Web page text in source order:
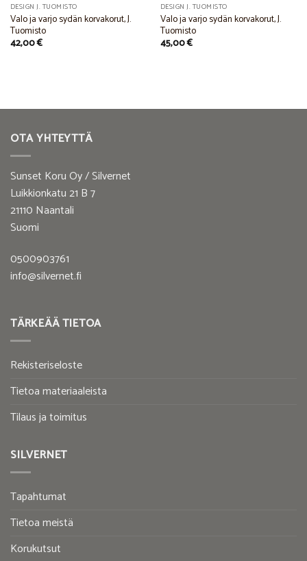
DESIGN J. TUOMISTO
Valo ja varjo sydän korvakorut, J.
Tuomisto
42,00€
DESIGN J. TUOMISTO
Valo ja varjo sydän korvakorut, J.
Tuomisto
45,00€
OTA YHTEYTTÄ
Sunset Koru Oy / Silvernet
Luikkionkatu 21 B 7
21110 Naantali
Suomi
0500903761
info@silvernet.fi
TÄRKEÄÄ TIETOA
Rekisteriseloste
Tietoa materiaaleista
Tilaus ja toimitus
SILVERNET
Tapahtumat
Tietoa meistä
Korukutsut